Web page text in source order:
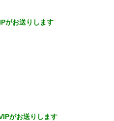
がお送りします
がお送りします